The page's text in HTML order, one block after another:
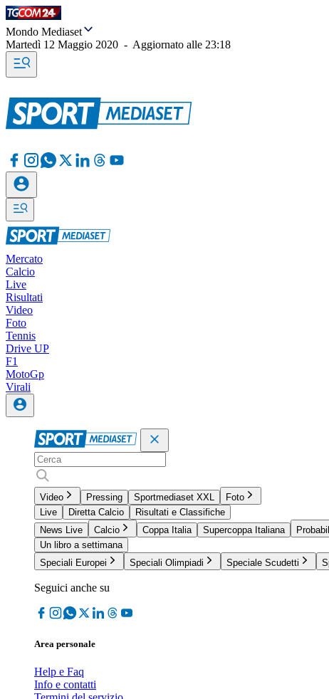
Mondo Mediaset
Martedì 12 Maggio 2020 - Aggiornato alle 23:18
Mercato
Calcio
Live
Risultati
Video
Foto
Tennis
Drive UP
F1
MotoGp
Virali
Video Pressing Sportmediaset XXL
Foto
Live
Diretta Calcio
Risultati e Classifiche
News Live
Calcio Coppa Italia Supercoppa Italiana
Un libro a settimana
Speciali Europei
Speciali Olimpiadi Speciale Scudetti
Seguici anche su
Area personale
Help e Faq
Info e contatti